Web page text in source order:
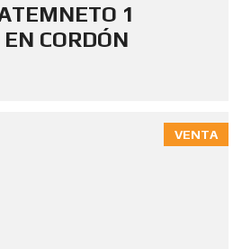
1
CORDÓN
VENTA